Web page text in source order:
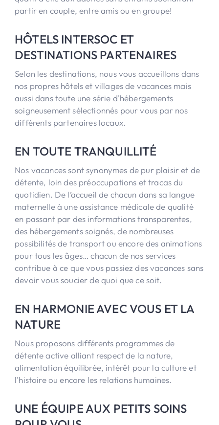
partir en couple, entre amis ou en groupe!
HÔTELS INTERSOC ET
DESTINATIONS PARTENAIRES
Selon les destinations, nous vous accueillons dans
nos propres hôtels et villages de vacances mais
aussi dans toute une série d'hébergements
soigneusement sélectionnés pour vous par nos
différents partenaires locaux.
EN TOUTE TRANQUILLITÉ
Nos vacances sont synonymes de pur plaisir et de
détente, loin des préoccupations et tracas du
quotidien. De l’accueil de chacun dans sa langue
maternelle à une assistance médicale de qualité
en passant par des informations transparentes,
des hébergements soignés, de nombreuses
possibilités de transport ou encore des animations
pour tous les âges… chacun de nos services
contribue à ce que vous passiez des vacances sans
devoir vous soucier de quoi que ce soit.
EN HARMONIE AVEC VOUS ET LA
NATURE
Nous proposons différents programmes de
détente active alliant respect de la nature,
alimentation équilibrée, intérêt pour la culture et
l’histoire ou encore les relations humaines.
UNE ÉQUIPE AUX PETITS SOINS